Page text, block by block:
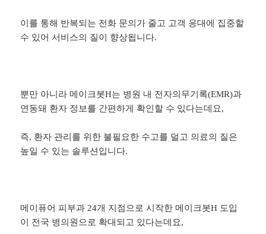
이를 통해 반복되는 전화 문의가 줄고 고객 응대에 집중할
수 있어 서비스의 질이 향상됩니다.
뿐만 아니라 메이크봇H는 병원 내 전자의무기록(EMR)과
연동돼 환자 정보를 간편하게 확인할 수 있다는데요,
즉, 환자 관리를 위한 불필요한 수고를 덜고 의료의 질은
높일 수 있는 솔루션입니다.
메이퓨어 피부과 24개 지점으로 시작한 메이크봇H 도입
이 전국 병의원으로 확대되고 있다는데요,